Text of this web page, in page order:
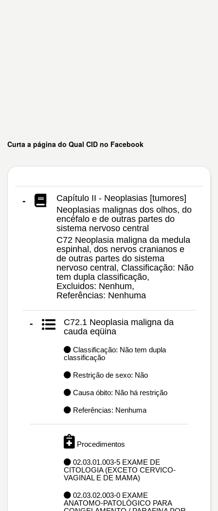
Curta a página do Qual CID no Facebook
-
Capítulo II - Neoplasias [tumores]
Neoplasias malignas dos olhos, do
encéfalo e de outras partes do
sistema nervoso central
C72 Neoplasia maligna da medula
espinhal, dos nervos cranianos e
de outras partes do sistema
nervoso central, Classificação: Não
tem dupla classificação,
Excluidos: Nenhum,
Referências: Nenhuma
-
C72.1 Neoplasia maligna da
cauda eqüina
Classificação: Não tem dupla
classificação
Restrição de sexo: Não
Causa óbito: Não há restrição
Referências: Nenhuma
Procedimentos
02.03.01.003-5 EXAME DE
CITOLOGIA (EXCETO CERVICO-
VAGINAL E DE MAMA)
02.03.02.003-0 EXAME
ANATOMO-PATOLÓGICO PARA